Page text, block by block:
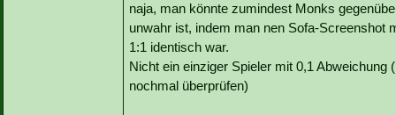
naja, man könnte zumindest Monks
unwahr ist, indem man nen Sofa-
1:1 identisch war.
Nicht ein einziger Spieler mit 0,1
nochmal überprüfen)